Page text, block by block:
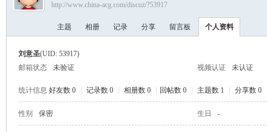
›
http://www.china-acg.com/discuz/?53917
主题 相册 记录 分享 留言板 个人资料
刘意圣(UID: 53917)
邮箱状态
未验证 视频认证 未认证
统计信息 好友数 0 记录数 0 相册数 0 回帖数 0 主题数 1 分享数 0
性别 保密 生日 -